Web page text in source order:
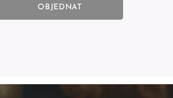
OBJEDNAT